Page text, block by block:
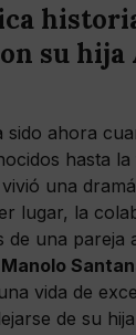
su hija
sido ahora
hasta
una
lugar, la
de una pareja
Manolo
vida de
de su hija